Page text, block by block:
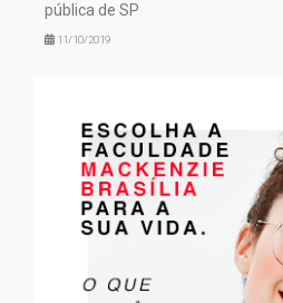
pública de SP
11/10/2019